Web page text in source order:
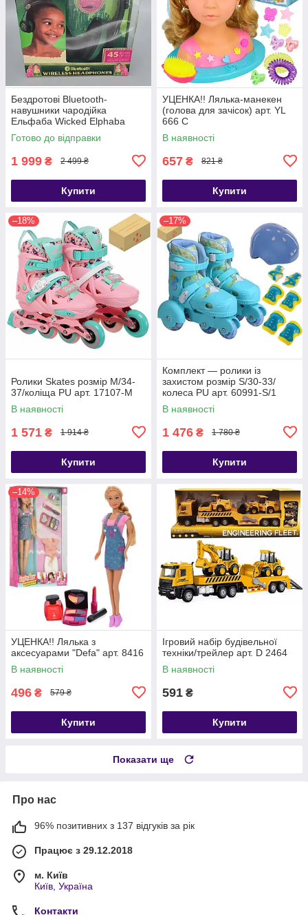
Бездротові Bluetooth-
навушники чародійка
Ельфаба Wicked Elphaba
Kids Bluetooth Wireless
Headphones
Готово до відправки
1 999 ₴ 2 499 ₴
Купити
УЦЕНКА!! Лялька-манекен
(голова для зачісок) арт. YL
666 C
В наявності
657 ₴ 821 ₴
Купити
–18%
Ролики Skates розмір M/34-
37/коліща PU арт. 17107-М
В наявності
1 571 ₴ 1 914 ₴
Купити
–17%
Комплект — ролики із
захистом розмір S/30-33/
колеса PU арт. 60991-S/1
В наявності
1 476 ₴ 1 780 ₴
Купити
–14%
УЦЕНКА!! Лялька з
аксесуарами "Defa" арт. 8416
В наявності
496 ₴ 579 ₴
Купити
Ігровий набір будівельної
техніки/трейлер арт. D 2464
В наявності
591 ₴
Купити
Показати ще
Про нас
96% позитивних з 137 відгуків за рік
Працює з 29.12.2018
м. Київ
Київ, Україна
Контакти